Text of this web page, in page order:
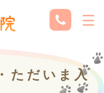
ただいま入